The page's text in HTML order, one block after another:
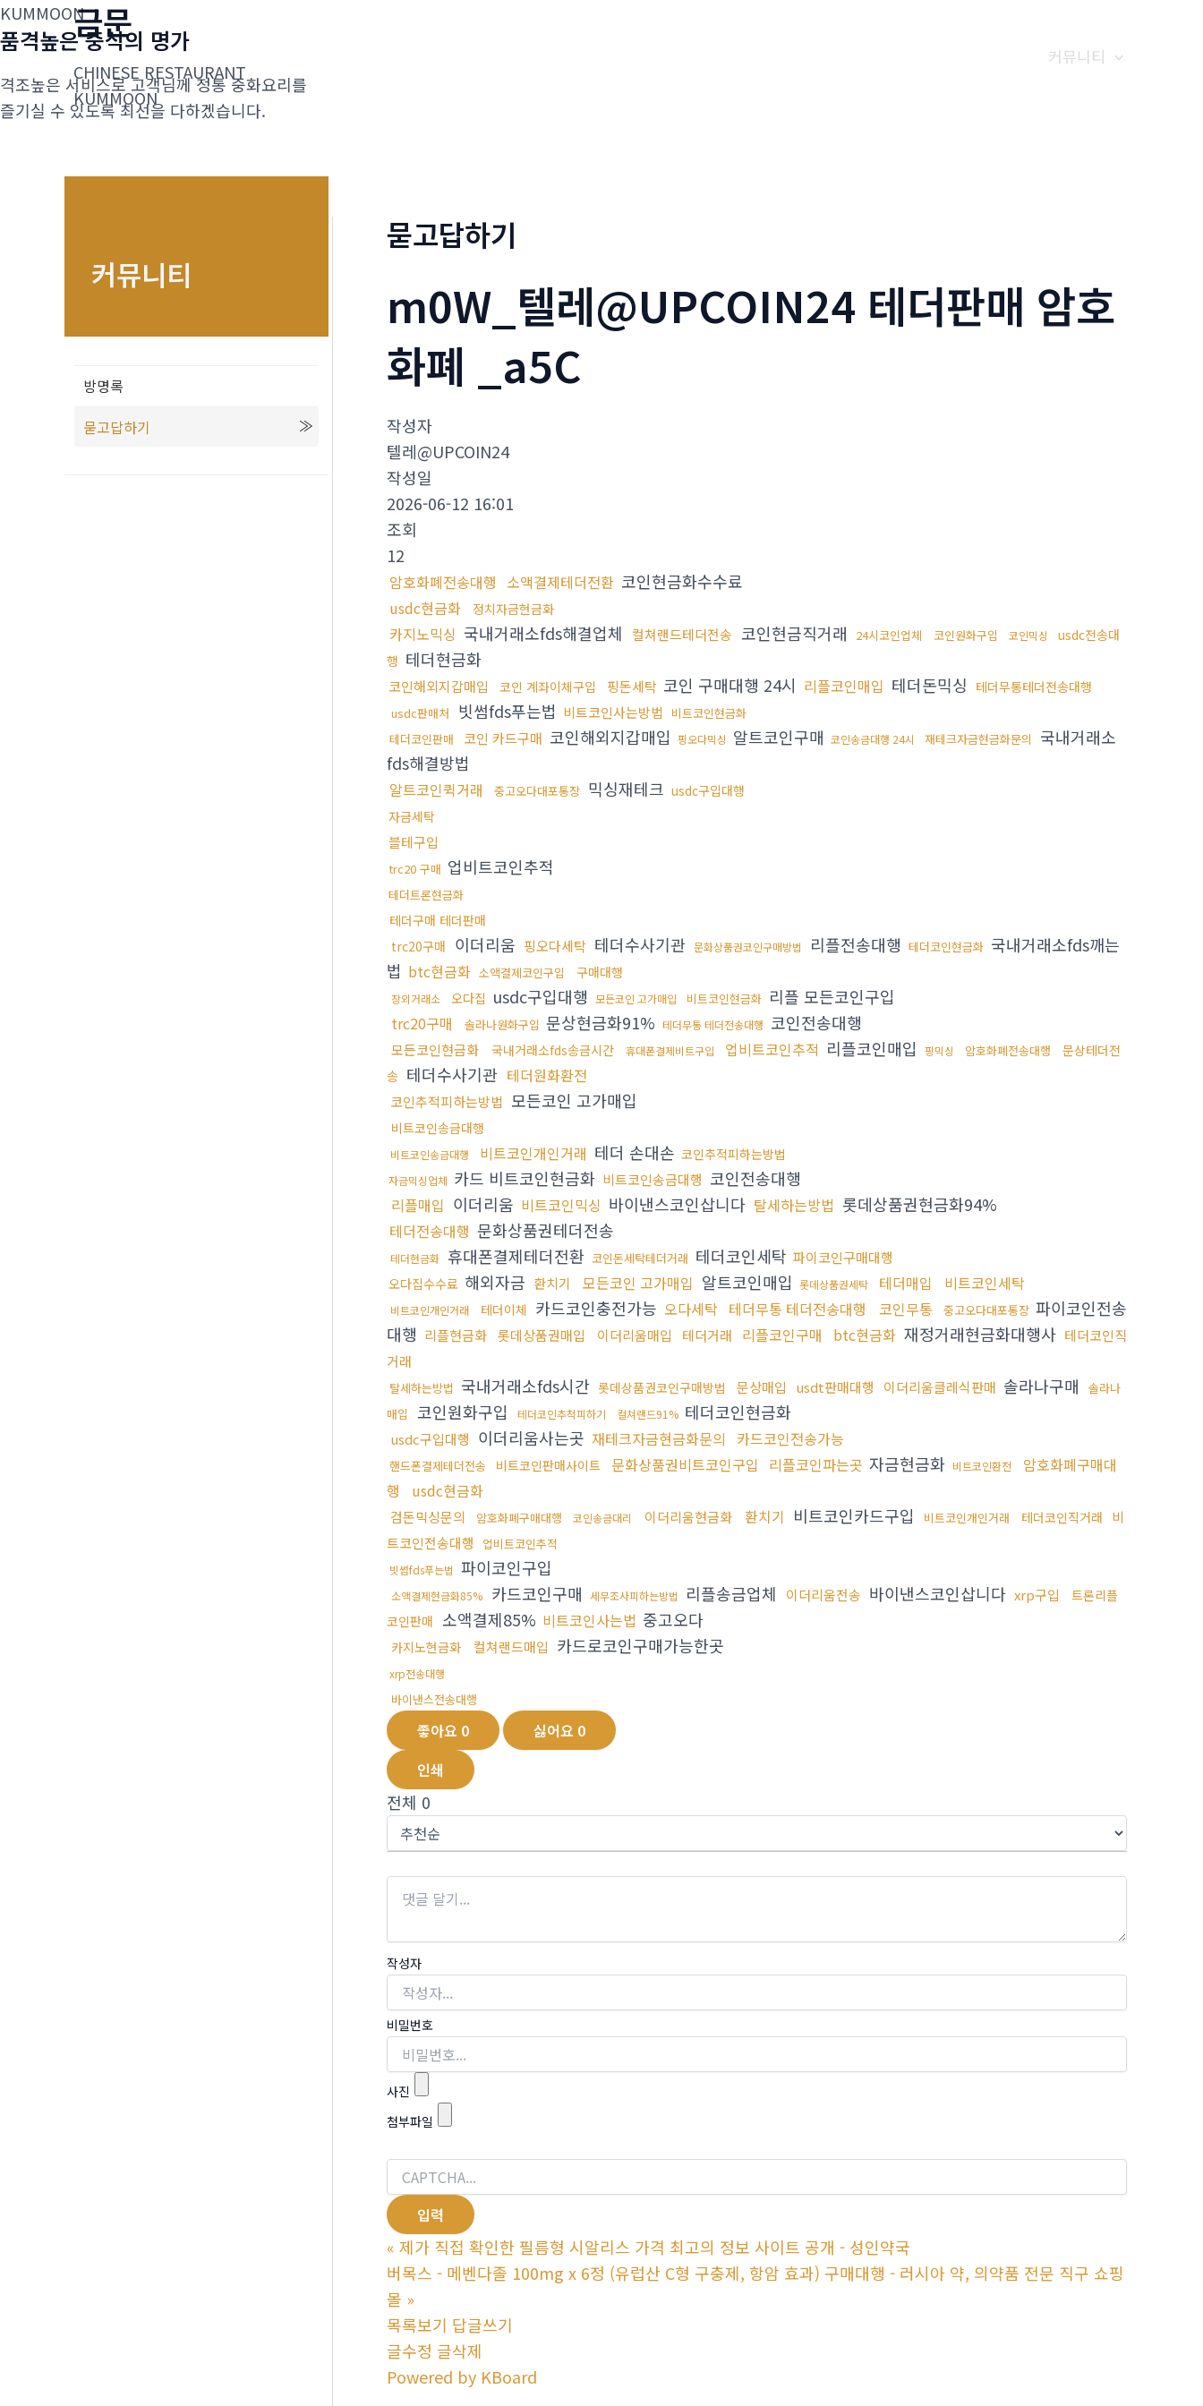
콘
텐
로
건
금문
CHINESE RESTAURANT
KUMMOON
커뮤니티
KUMMOON
품격높은 중식의 명가
격조높은 서비스로 고객님께 정통 중화요리를
즐기실 수 있도록 최선을 다하겠습니다.
커뮤니티
방명록
묻고답하기
묻고답하기
m0W_텔레@UPCOIN24 테더판매 암호
화폐 _a5C
작성자
텔레@UPCOIN24
작성일
2026-06-12 16:01
조회
12
암호화폐전송대행 소액결제테더전환 코인현금화수수료
usdc현금화 정치자금현금화
카지노믹싱 국내거래소fds해결업체 컬쳐랜드테더전송 코인현금직거래 24시코인업체 코인원화구입 코인믹싱
usdc전송대
행 테더현금화
코인해외지갑매입 코인 계좌이체구입 핑돈세탁 코인 구매대행 24시 리플코인매입 테더돈믹싱 테더무통테더전송대행
usdc판매처 빗썸fds푸는법 비트코인사는방법 비트코인현금화
테더코인판매
코인 카드구매 코인해외지갑매입 핑오다믹싱 알트코인구매 코인송금대행 24시 재테크자금현금화문의
국내거래소
fds해결방법
알트코인퀵거래 중고오다대포통장 믹싱재테크 usdc구입대행
자금세탁
블테구입
trc20 구매 업비트코인추적
테더트론현금화
테더구매 테더판매
trc20구매 이더리움 핑오다세탁 테더수사기관 문화상품권코인구매방법 리플전송대행 테더코인현금화 국내거래소fds깨는
법 btc현금화 소액결제코인구입 구매대행
장외거래소 오다집 usdc구입대행 모든코인 고가매입 비트코인현금화 리플 모든코인구입
trc20구매 솔라나원화구입 문상현금화91% 테더무통 테더전송대행 코인전송대행
모든코인현금화 국내거래소fds송금시간 휴대폰결제비트구입 업비트코인추적 리플코인매입 핑믹싱 암호화폐전송대행
문상테더전
송 테더수사기관 테더원화환전
코인추적피하는방법 모든코인 고가매입
비트코인송금대행
비트코인송금대행 비트코인개인거래 테더 손대손 코인추적피하는방법
자금믹싱업체 카드 비트코인현금화 비트코인송금대행 코인전송대행
리플매입 이더리움 비트코인믹싱 바이낸스코인삽니다 탈세하는방법 롯데상품권현금화94%
테더전송대행 문화상품권테더전송
테더현금화 휴대폰결제테더전환 코인돈세탁테더거래 테더코인세탁 파이코인구매대행
오다집수수료 해외자금 환치기 모든코인 고가매입 알트코인매입 롯데상품권세탁 테더매입 비트코인세탁
비트코인개인거래 테더이체 카드코인충전가능 오다세탁 테더무통 테더전송대행 코인무통 중고오다대포통장 파이코인전송
대행 리플현금화 롯데상품권매입 이더리움매입 테더거래 리플코인구매 btc현금화 재정거래현금화대행사 테더코인직
거래
탈세하는방법 국내거래소fds시간 롯데상품권코인구매방법 문상매입 usdt판매대행 이더리움클레식판매 솔라나구매
솔라나
매입
코인원화구입 테더코인추척피하기 컬쳐랜드91% 테더코인현금화
usdc구입대행 이더리움사는곳 재테크자금현금화문의 카드코인전송가능
핸드폰결제테더전송 비트코인판매사이트 문화상품권비트코인구입 리플코인파는곳 자금현금화 비트코인환전
암호화폐구매대
행
usdc현금화
검돈믹싱문의 암호화폐구매대행 코인송금대리 이더리움현금화 환치기 비트코인카드구입 비트코인개인거래 테더코인직거래 비
트코인전송대행
업비트코인추적
빗썸fds푸는법 파이코인구입
소액결제현금화85% 카드코인구매 세무조사피하는방법 리플송금업체 이더리움전송 바이낸스코인삽니다 xrp구입
트론리플
코인판매 소액결제85% 비트코인사는법 중고오다
카지노현금화 컬쳐랜드매입 카드로코인구매가능한곳
xrp전송대행
바이낸스전송대행
좋아요 0 싫어요 0
인쇄
전체 0
작성자
비밀번호
사진
첨부파일
« 제가 직접 확인한 필름형 시알리스 가격 최고의 정보 사이트 공개 - 성인약국
버목스 - 메벤다졸 100mg x 6정 (유럽산 C형 구충제, 항암 효과) 구매대행 - 러시아 약, 의약품 전문 직구 쇼핑
몰 »
목록보기 답글쓰기
글수정 글삭제
Powered by KBoard